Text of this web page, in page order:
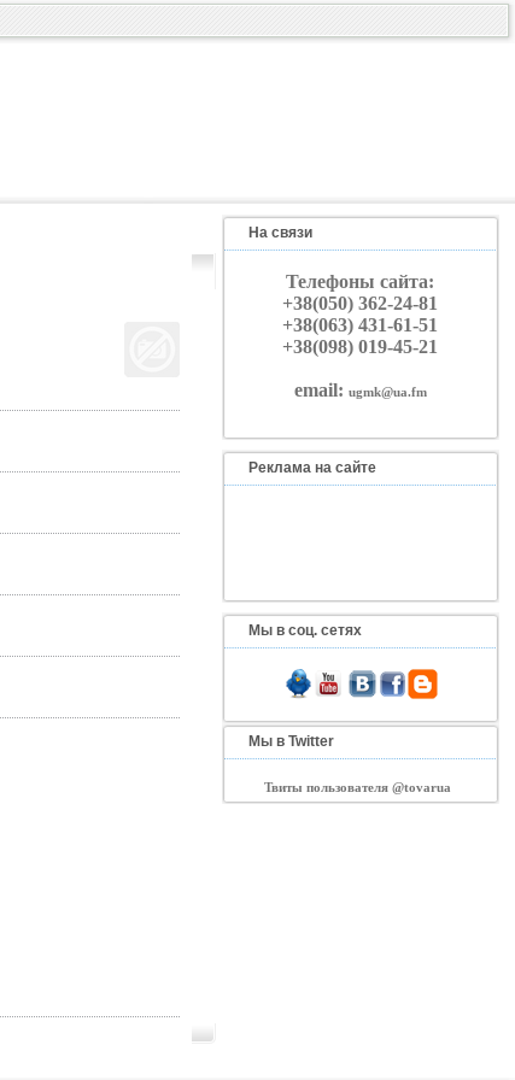
На связи
Телефоны сайта:
+38(050) 362-24-81
+38(063) 431-61-51
+38(098) 019-45-21
email: ugmk@ua.fm
Реклама на сайте
Мы в соц. сетях
Мы в Twitter
Твиты пользователя @tovarua